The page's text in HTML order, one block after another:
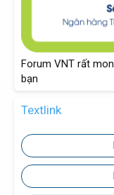
Forum VNT rất
bạn
Textlink